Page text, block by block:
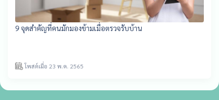
9 จุดสำคัญที่คนมักมองข้ามเมื่อตรวจรับบ้าน
โพสต์เมื่อ 23 พ.ค. 2565